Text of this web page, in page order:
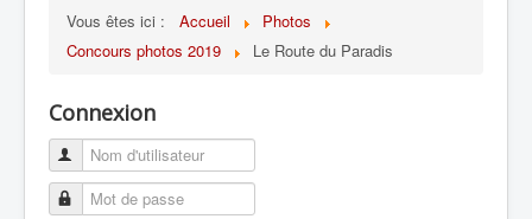
TOUT SUR LE GUMS
ESCALADE
ALPINISME
Vous êtes ici : Accueil
Photos
Concours photos 2019
Le Route du Paradis
Connexion